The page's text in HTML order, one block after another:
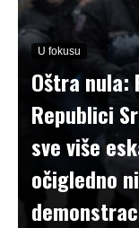
U fokusu
Oštra
Republici
sve više
očigledno